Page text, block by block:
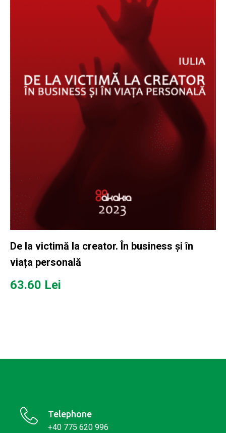
De la victimă la creator. În business și în
viața personală
63.60 Lei
Telephone
+40 775 620 996